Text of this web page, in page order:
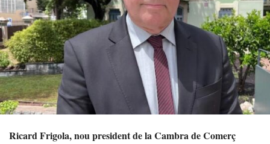
Ricard Frigola, nou president de la Cambra de Comerç